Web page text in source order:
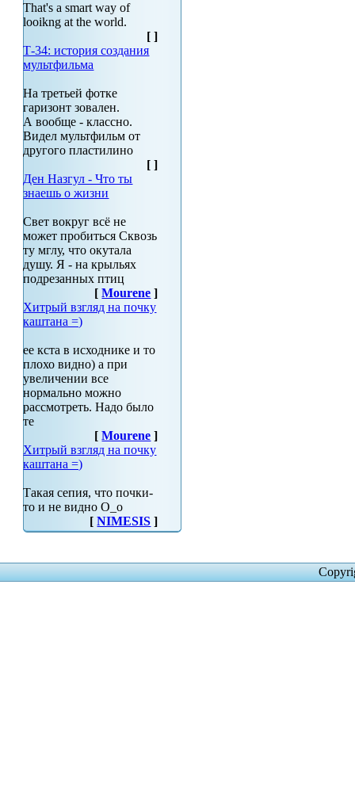
That's a smart way of
looikng at the world.
[]
Т-34: история создания
мультфильма
На третьей фотке
гаризонт зовален.
А вообще - классно.
Видел мультфильм от
другого пластилино
[]
Ден Назгул - Что ты
знаешь о жизни
Свет вокруг всё не
может пробиться Сквозь
ту мглу, что окутала
душу. Я - на крыльях
подрезанных птиц
[Mourene ]
Хитрый взгляд на почку
каштана =)
ее кста в исходнике и то
плохо видно) а при
увеличении все
нормально можно
рассмотреть. Надо было
те
[Mourene ]
Хитрый взгляд на почку
каштана =)
Такая сепия, что почки-
то и не видно О_о
[NIMESIS ]